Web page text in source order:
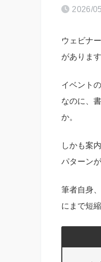
2026/
ウェビナ
があります
イベント
なのに、
か。
しかも案
パターン
筆者自身
にまで短